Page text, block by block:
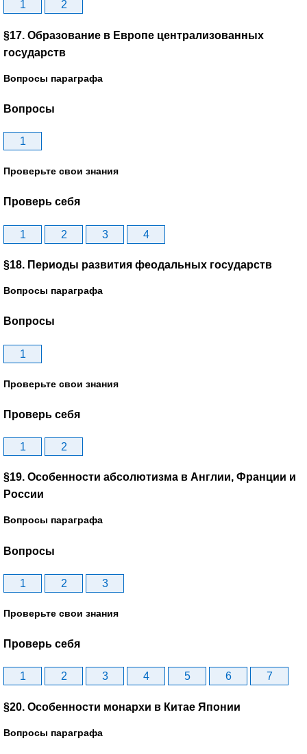
1 2
§17. Образование в Европе централизованных
государств
Вопросы параграфа
Вопросы
1
Проверьте свои знания
Проверь себя
1 2 3 4
§18. Периоды развития феодальных государств
Вопросы параграфа
Вопросы
1
Проверьте свои знания
Проверь себя
1 2
§19. Особенности абсолютизма в Англии, Франции и
России
Вопросы параграфа
Вопросы
1 2 3
Проверьте свои знания
Проверь себя
1 2 3 4 5 6 7
§20. Особенности монархи в Китае Японии
Вопросы параграфа